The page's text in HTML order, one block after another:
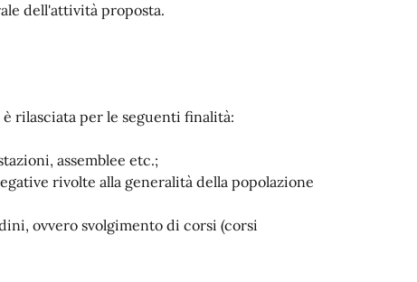
dell'attività proposta.
rilasciata per le seguenti finalità:
assemblee etc.;
rivolte alla generalità della popolazione
ovvero svolgimento di corsi (corsi